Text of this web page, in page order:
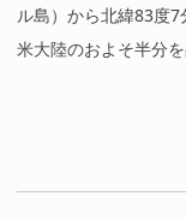
ル島）から北緯83度
米大陸のおよそ半分